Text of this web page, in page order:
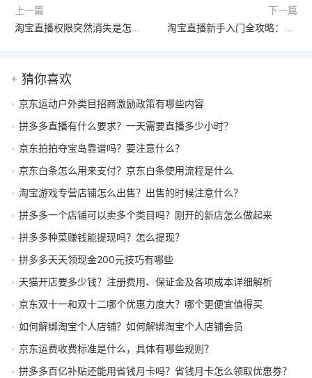
上一篇
淘宝直播权限突然消失是怎么回事？详解常见原因与解决方案
下一篇
淘宝直播新手入门全攻略：从零开始的开播步骤与实战技巧
猜你喜欢
京东运动户外类目招商激励政策有哪些内容
拼多多直播有什么要求？一天需要直播多少小时？
京东拍拍夺宝岛靠谱吗？要注意什么？
京东白条怎么用来支付？京东白条使用流程是什么
淘宝游戏专营店铺怎么出售？出售的时候注意什么？
拼多多一个店铺可以卖多个类目吗？刚开的新店怎么做起来
拼多多种菜赚钱能提现吗？怎么提现？
拼多多天天领现金200元技巧有哪些
天猫开店要多少钱？注册费用、保证金及各项成本详细解析
京东双十一和双十二哪个优惠力度大？哪个更便宜值得买
如何解绑淘宝个人店铺？如何解绑淘宝个人店铺会员
京东运费收费标准是什么，具体有哪些规则？
拼多多百亿补贴还能用省钱月卡吗？省钱月卡怎么领取优惠券？